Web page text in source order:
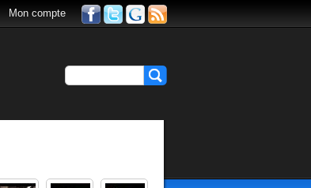
Mon compte